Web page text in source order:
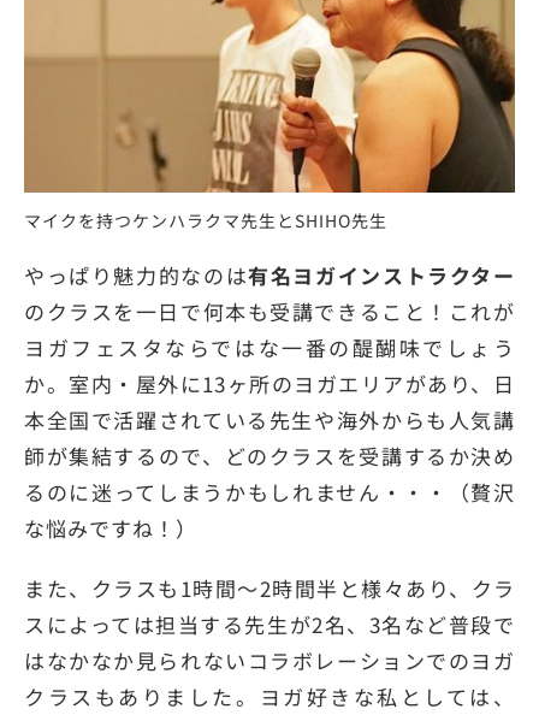
マイクを持つケンハラクマ先生とSHIHO先生
やっぱり魅力的なのは有名ヨガインストラクター
のクラスを一日で何本も受講できること！これが
ヨガフェスタならではな一番の醍醐味でしょう
か。室内・屋外に13ヶ所のヨガエリアがあり、日
本全国で活躍されている先生や海外からも人気講
師が集結するので、どのクラスを受講するか決め
るのに迷ってしまうかもしれません・・・（贅沢
な悩みですね！）
また、クラスも1時間〜2時間半と様々あり、クラ
スによっては担当する先生が2名、3名など普段で
はなかなか見られないコラボレーションでのヨガ
クラスもありました。ヨガ好きな私としては、